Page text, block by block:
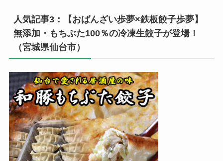
人気記事3：【おばんざい歩夢×鉄板餃子歩夢】
無添加・もちぶた100％の冷凍生餃子が登場！
（宮城県仙台市）